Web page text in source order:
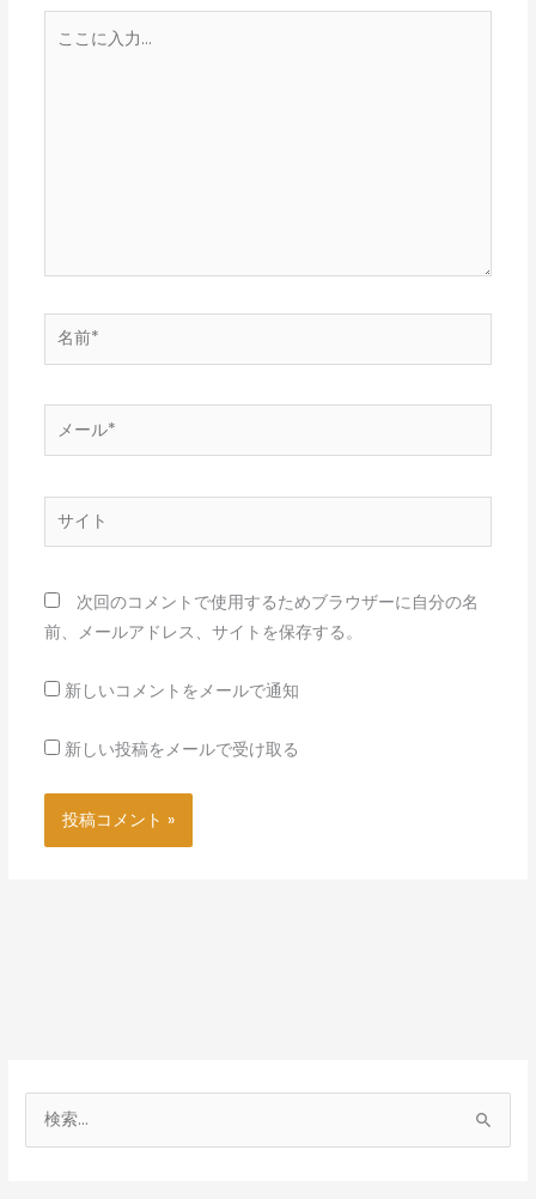
イ
次回のコメントで使用するためブラウザーに自分の名
前、メールアドレス、サイトを保存する。
新しいコメントをメールで通知
新しい投稿をメールで受け取る